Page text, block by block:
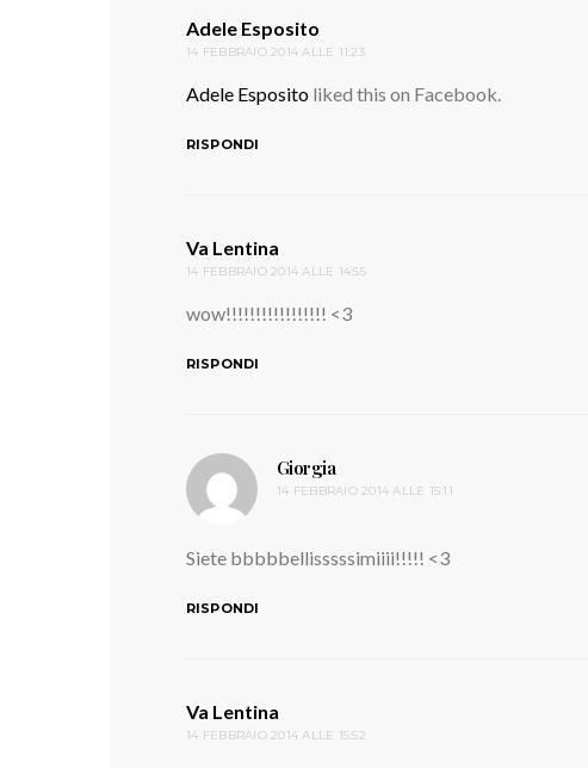
Adele Esposito
detto:
14 FEBBRAIO 2014 ALLE 11:23
Adele Esposito liked this on Facebook.
RISPONDI
Va Lentina
detto:
14 FEBBRAIO 2014 ALLE 14:55
wow!!!!!!!!!!!!!!!!! <3
RISPONDI
Giorgia
detto:
14 FEBBRAIO 2014 ALLE 15:11
Siete bbbbbellisssssimiiii!!!!! <3
RISPONDI
Va Lentina
detto:
14 FEBBRAIO 2014 ALLE 15:52